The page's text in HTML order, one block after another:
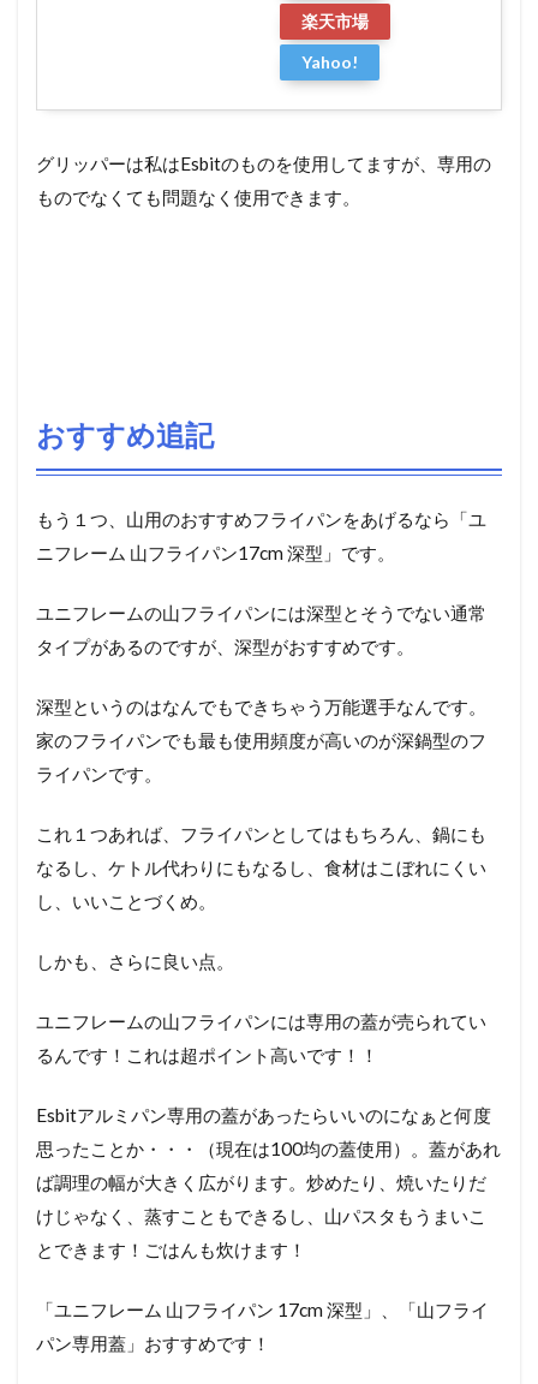
楽天市場
Yahoo!
グリッパーは私はEsbitのものを使用してますが、専用の
ものでなくても問題なく使用できます。
おすすめ追記
もう１つ、山用のおすすめフライパンをあげるなら「ユ
ニフレーム 山フライパン17cm 深型」です。
ユニフレームの山フライパンには深型とそうでない通常
タイプがあるのですが、深型がおすすめです。
深型というのはなんでもできちゃう万能選手なんです。
家のフライパンでも最も使用頻度が高いのが深鍋型のフ
ライパンです。
これ１つあれば、フライパンとしてはもちろん、鍋にも
なるし、ケトル代わりにもなるし、食材はこぼれにくい
し、いいことづくめ。
しかも、さらに良い点。
ユニフレームの山フライパンには専用の蓋が売られてい
るんです！これは超ポイント高いです！！
Esbitアルミパン専用の蓋があったらいいのになぁと何度
思ったことか・・・（現在は100均の蓋使用）。蓋があれ
ば調理の幅が大きく広がります。炒めたり、焼いたりだ
けじゃなく、蒸すこともできるし、山パスタもうまいこ
とできます！ごはんも炊けます！
「ユニフレーム 山フライパン 17cm 深型」、「山フライ
パン専用蓋」おすすめです！